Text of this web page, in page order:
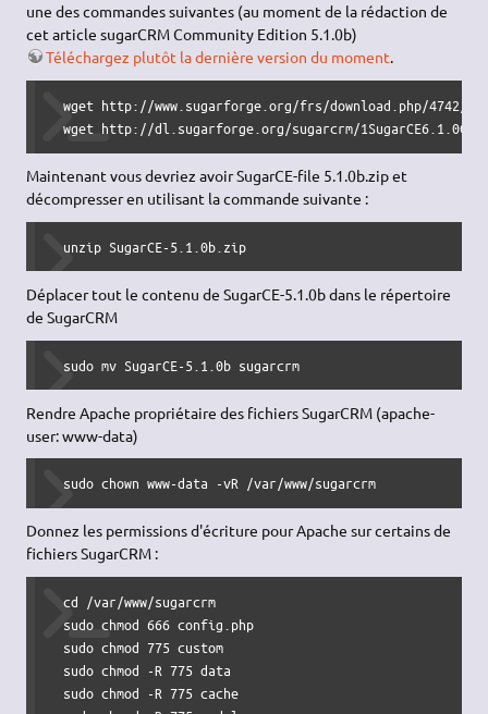
une des commandes suivantes (au moment de la rédaction de
cet article sugarCRM Community Edition 5.1.0b)
Téléchargez plutôt la dernière version du moment.
wget http://www.sugarforge.org/frs/download.php/4742/
wget http://dl.sugarforge.org/sugarcrm/
Maintenant vous devriez avoir SugarCE-file 5.1.0b.zip et
décompresser en utilisant la commande suivante :
  unzip SugarCE-5.1.0b.zip
Déplacer tout le contenu de SugarCE-5.1.0b dans le répertoire
de SugarCRM
  sudo mv SugarCE-5.1.0b sugarcrm
Rendre Apache propriétaire des fichiers SugarCRM (apache-
user: www-data)
  sudo chown www-data -vR /var/www/sugarcrm
Donnez les permissions d'écriture pour Apache sur certains de
fichiers SugarCRM :
  cd /var/www/sugarcrm
  sudo chmod 666 config.php
  sudo chmod 775 custom
  sudo chmod -R 775 data
  sudo chmod -R 775 cache